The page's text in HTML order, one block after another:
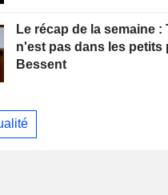
Le récap de la semaine :
n'est pas dans les petits
Bessent